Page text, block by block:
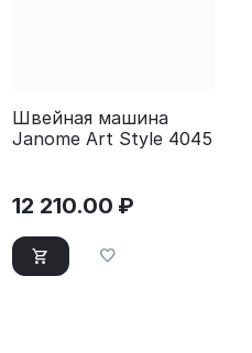
Швейная машина
Janome Art Style 4045
12 210.00 ₽